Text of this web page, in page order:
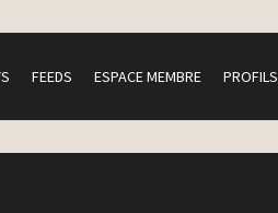
FEEDS ESPACE MEMBRE PROFILS